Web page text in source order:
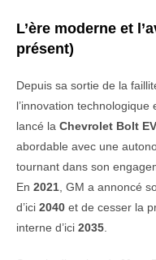
L’ère moderne et
présent)
Depuis sa sortie de la
l’innovation technologique
lancé la Chevrolet Bolt EV
abordable avec une
tournant dans son
En 2021, GM a annoncé
d’ici 2040 et de cesser la
interne d’ici 2035.